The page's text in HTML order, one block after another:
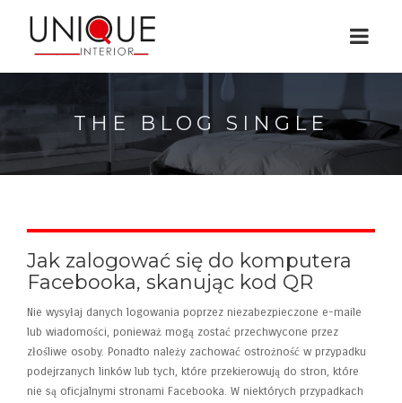
THE BLOG SINGLE
Jak zalogować się do komputera
Facebooka, skanując kod QR
Nie wysyłaj danych logowania poprzez niezabezpieczone e-maile
lub wiadomości, ponieważ mogą zostać przechwycone przez
złośliwe osoby. Ponadto należy zachować ostrożność w przypadku
podejrzanych linków lub tych, które przekierowują do stron, które
nie są oficjalnymi stronami Facebooka. W niektórych przypadkach